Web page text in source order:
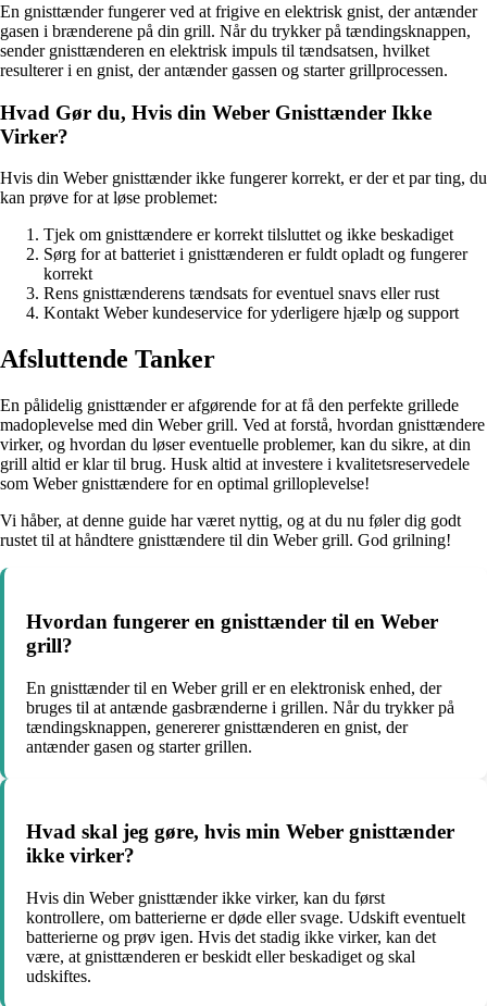
En gnisttænder fungerer ved at frigive en elektrisk gnist, der antænder
gasen i brænderene på din grill. Når du trykker på tændingsknappen,
sender gnisttænderen en elektrisk impuls til tændsatsen, hvilket
resulterer i en gnist, der antænder gassen og starter grillprocessen.
Hvad Gør du, Hvis din Weber Gnisttænder Ikke
Virker?
Hvis din Weber gnisttænder ikke fungerer korrekt, er der et par ting, du
kan prøve for at løse problemet:
Tjek om gnisttændere er korrekt tilsluttet og ikke beskadiget
Sørg for at batteriet i gnisttænderen er fuldt opladt og fungerer
korrekt
Rens gnisttænderens tændsats for eventuel snavs eller rust
Kontakt Weber kundeservice for yderligere hjælp og support
Afsluttende Tanker
En pålidelig gnisttænder er afgørende for at få den perfekte grillede
madoplevelse med din Weber grill. Ved at forstå, hvordan gnisttændere
virker, og hvordan du løser eventuelle problemer, kan du sikre, at din
grill altid er klar til brug. Husk altid at investere i kvalitetsreservedele
som Weber gnisttændere for en optimal grilloplevelse!
Vi håber, at denne guide har været nyttig, og at du nu føler dig godt
rustet til at håndtere gnisttændere til din Weber grill. God grilning!
Hvordan fungerer en gnisttænder til en Weber
grill?
En gnisttænder til en Weber grill er en elektronisk enhed, der
bruges til at antænde gasbrænderne i grillen. Når du trykker på
tændingsknappen, genererer gnisttænderen en gnist, der
antænder gasen og starter grillen.
Hvad skal jeg gøre, hvis min Weber gnisttænder
ikke virker?
Hvis din Weber gnisttænder ikke virker, kan du først
kontrollere, om batterierne er døde eller svage. Udskift eventuelt
batterierne og prøv igen. Hvis det stadig ikke virker, kan det
være, at gnisttænderen er beskidt eller beskadiget og skal
udskiftes.